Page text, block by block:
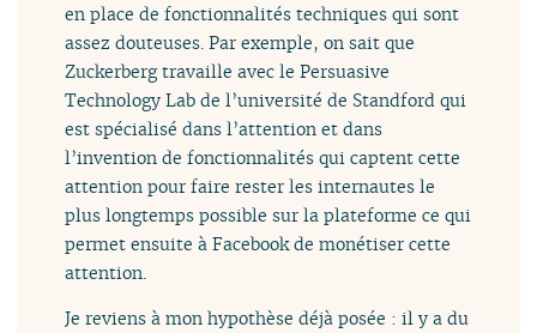
en place de fonctionnalités techniques qui sont
assez douteuses. Par exemple, on sait que
Zuckerberg travaille avec le Persuasive
Technology Lab de l’université de Standford qui
est spécialisé dans l’attention et dans
l’invention de fonctionnalités qui captent cette
attention pour faire rester les internautes le
plus longtemps possible sur la plateforme ce qui
permet ensuite à Facebook de monétiser cette
attention.
Je reviens à mon hypothèse déjà posée : il y a du